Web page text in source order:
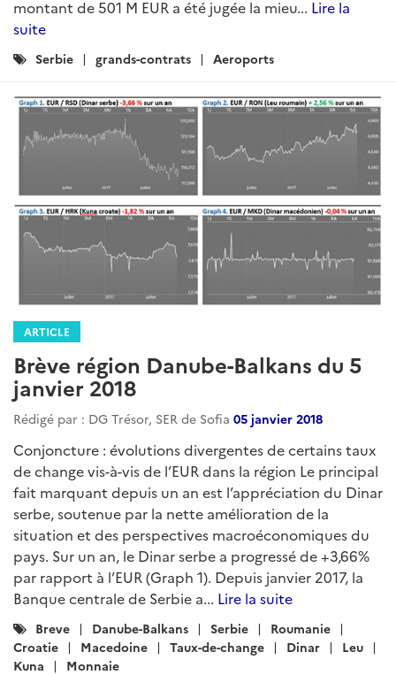
montant de 501 M EUR a été jugée la mieu... Lire la
suite
Catégories
Serbie grands-contrats Aeroports
ARTICLE
Brève région Danube-Balkans du 5
janvier 2018
Rédigé par : DG Trésor, SER de Sofia 05 janvier 2018
Conjoncture : évolutions divergentes de certains taux
de change vis-à-vis de l’EUR dans la région Le principal
fait marquant depuis un an est l’appréciation du Dinar
serbe, soutenue par la nette amélioration de la
situation et des perspectives macroéconomiques du
pays. Sur un an, le Dinar serbe a progressé de +3,66%
par rapport à l’EUR (Graph 1). Depuis janvier 2017, la
Banque centrale de Serbie a... Lire la suite
Catégories
:
Breve Danube-Balkans Serbie
Roumanie
Croatie
Macedoine Taux-de-change Dinar
Leu
Kuna
Monnaie